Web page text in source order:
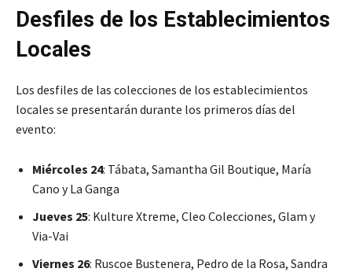
Desfiles de los Establecimientos
Locales
Los desfiles de las colecciones de los establecimientos
locales se presentarán durante los primeros días del
evento:
Miércoles 24: Tábata, Samantha Gil Boutique, María
Cano y La Ganga
Jueves 25: Kulture Xtreme, Cleo Colecciones, Glam y
Via-Vai
Viernes 26: Ruscoe Bustenera, Pedro de la Rosa, Sandra